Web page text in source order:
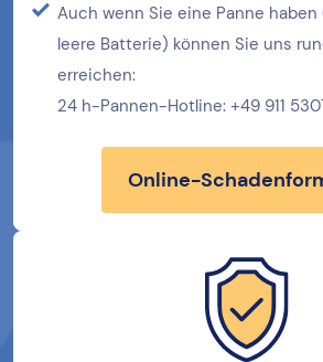
Auch wenn Sie eine Panne
leere Batterie) können Sie uns
erreichen:
24 h-Pannen-Hotline: +49 911
Online-